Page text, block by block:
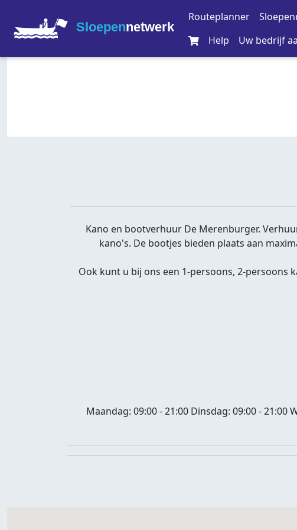
Sloepennetwerk
Routeplanner
Help
Uw bedrijf
Kano en bootverhuur De Merenburger.
kano's. De bootjes bieden plaats aan
Ook kunt u bij ons een 1-persoons, 2-persoons
Maandag: 09:00 - 21:00 Dinsdag: 09:00 - 21:00